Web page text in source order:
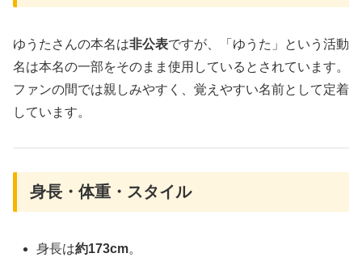
ゆうたさんの本名は非公表ですが、「ゆうた」という活動
名は本名の一部をそのまま使用しているとされています。
ファンの間では親しみやすく、覚えやすい名前として定着
しています。
身長・体重・スタイル
身長は約173cm。